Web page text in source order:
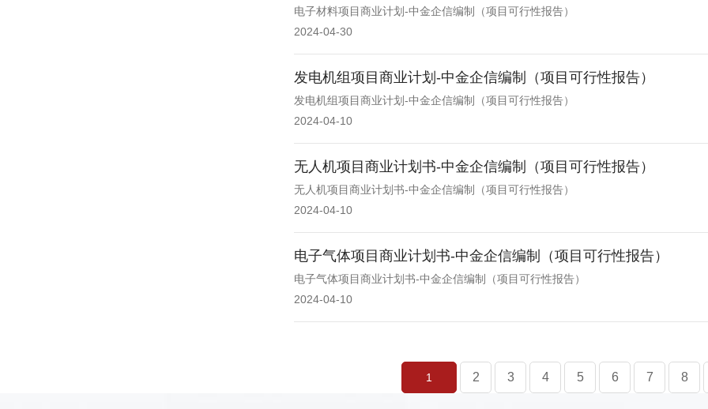
电子材料项目商业计划-中金企信编制（项目可行性报告）
2024-04-30
发电机组项目商业计划-中金企信编制（项目可行性报告）
发电机组项目商业计划-中金企信编制（项目可行性报告）
2024-04-10
无人机项目商业计划书-中金企信编制（项目可行性报告）
无人机项目商业计划书-中金企信编制（项目可行性报告）
2024-04-10
电子气体项目商业计划书-中金企信编制（项目可行性报告）
电子气体项目商业计划书-中金企信编制（项目可行性报告）
2024-04-10
1 2 3 4 5 6 7 8